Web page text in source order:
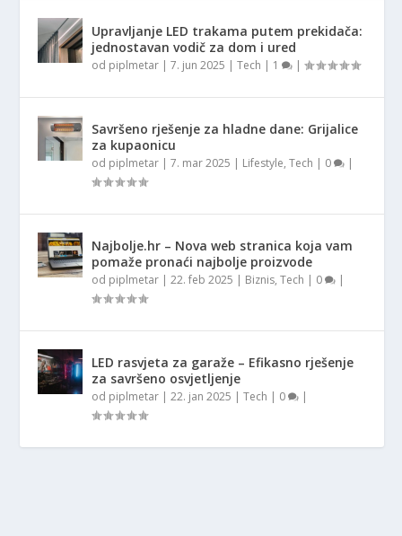
Upravljanje LED trakama putem prekidača:
jednostavan vodič za dom i ured
od piplmetar |7. jun 2025 |Tech | 1 |
Savršeno rješenje za hladne dane: Grijalice
za kupaonicu
od piplmetar |7. mar 2025 | Lifestyle,Tech | 0 |
Najbolje.hr – Nova web stranica koja vam
pomaže pronaći najbolje proizvode
od piplmetar |22. feb 2025 | Biznis,Tech | 0 |
LED rasvjeta za garaže – Efikasno rješenje
za savršeno osvjetljenje
od piplmetar |22. jan 2025 |Tech | 0 |